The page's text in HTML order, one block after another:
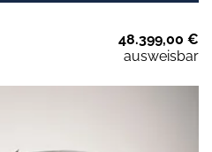
48.399,00 €
ausweisbar